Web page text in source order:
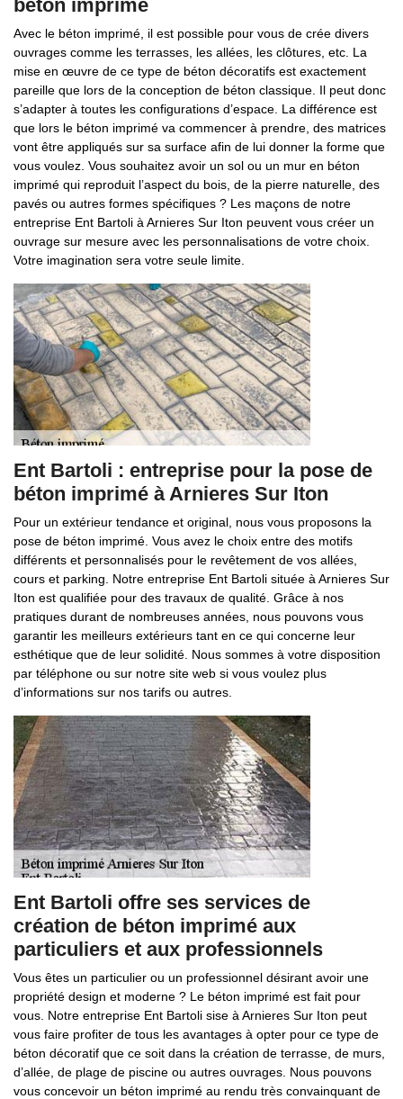
béton imprimé
Avec le béton imprimé, il est possible pour vous de crée divers
ouvrages comme les terrasses, les allées, les clôtures, etc. La
mise en œuvre de ce type de béton décoratifs est exactement
pareille que lors de la conception de béton classique. Il peut donc
s’adapter à toutes les configurations d’espace. La différence est
que lors le béton imprimé va commencer à prendre, des matrices
vont être appliqués sur sa surface afin de lui donner la forme que
vous voulez. Vous souhaitez avoir un sol ou un mur en béton
imprimé qui reproduit l’aspect du bois, de la pierre naturelle, des
pavés ou autres formes spécifiques ? Les maçons de notre
entreprise Ent Bartoli à Arnieres Sur Iton peuvent vous créer un
ouvrage sur mesure avec les personnalisations de votre choix.
Votre imagination sera votre seule limite.
Ent Bartoli : entreprise pour la pose de
béton imprimé à Arnieres Sur Iton
Pour un extérieur tendance et original, nous vous proposons la
pose de béton imprimé. Vous avez le choix entre des motifs
différents et personnalisés pour le revêtement de vos allées,
cours et parking. Notre entreprise Ent Bartoli située à Arnieres Sur
Iton est qualifiée pour des travaux de qualité. Grâce à nos
pratiques durant de nombreuses années, nous pouvons vous
garantir les meilleurs extérieurs tant en ce qui concerne leur
esthétique que de leur solidité. Nous sommes à votre disposition
par téléphone ou sur notre site web si vous voulez plus
d’informations sur nos tarifs ou autres.
Ent Bartoli offre ses services de
création de béton imprimé aux
particuliers et aux professionnels
Vous êtes un particulier ou un professionnel désirant avoir une
propriété design et moderne ? Le béton imprimé est fait pour
vous. Notre entreprise Ent Bartoli sise à Arnieres Sur Iton peut
vous faire profiter de tous les avantages à opter pour ce type de
béton décoratif que ce soit dans la création de terrasse, de murs,
d’allée, de plage de piscine ou autres ouvrages. Nous pouvons
vous concevoir un béton imprimé au rendu très convainquant de